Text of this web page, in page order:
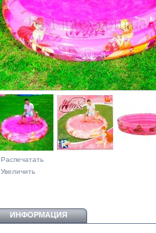
Распечатать
Увеличить
ИНФОРМАЦИЯ